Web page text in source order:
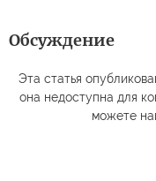
Обсуждение
Эта статья
она недоступна для
можете